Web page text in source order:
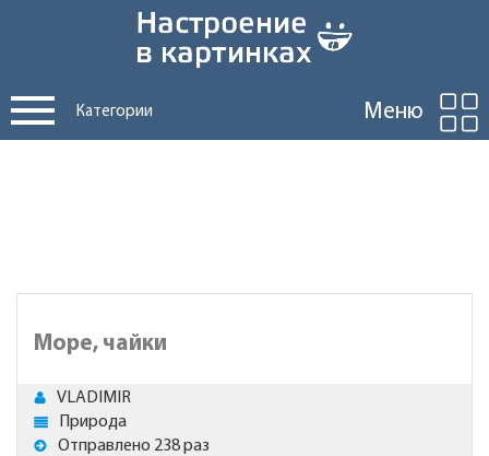
Категории Меню
Море, чайки
VLADIMIR
Природа
Отправлено 238 раз